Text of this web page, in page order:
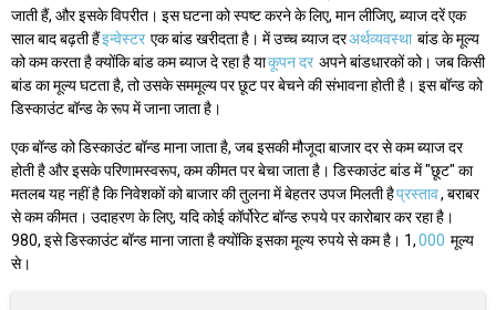
जाती हैं, और इसके विपरीत। इस घटना को स्पष्ट करने के लिए, मान लीजिए, ब्याज दरें एक
साल बाद बढ़ती हैंइन्वेस्टर एक बांड खरीदता है। में उच्च ब्याज दरअर्थव्यवस्था बांड के मूल्य
को कम करता है क्योंकि बांड कम ब्याज दे रहा है याकूपन दर अपने बांडधारकों को। जब किसी
बांड का मूल्य घटता है, तो उसके सममूल्य पर छूट पर बेचने की संभावना होती है। इस बॉन्ड को
डिस्काउंट बॉन्ड के रूप में जाना जाता है।
एक बॉन्ड को डिस्काउंट बॉन्ड माना जाता है, जब इसकी मौजूदा बाजार दर से कम ब्याज दर
होती है और इसके परिणामस्वरूप, कम कीमत पर बेचा जाता है। डिस्काउंट बांड में "छूट" का
मतलब यह नहीं है कि निवेशकों को बाजार की तुलना में बेहतर उपज मिलती हैप्रस्ताव, बराबर
से कम कीमत। उदाहरण के लिए, यदि कोई कॉर्पोरेट बॉन्ड रुपये पर कारोबार कर रहा है।
980, इसे डिस्काउंट बॉन्ड माना जाता है क्योंकि इसका मूल्य रुपये से कम है। 1,000 मूल्य
से।